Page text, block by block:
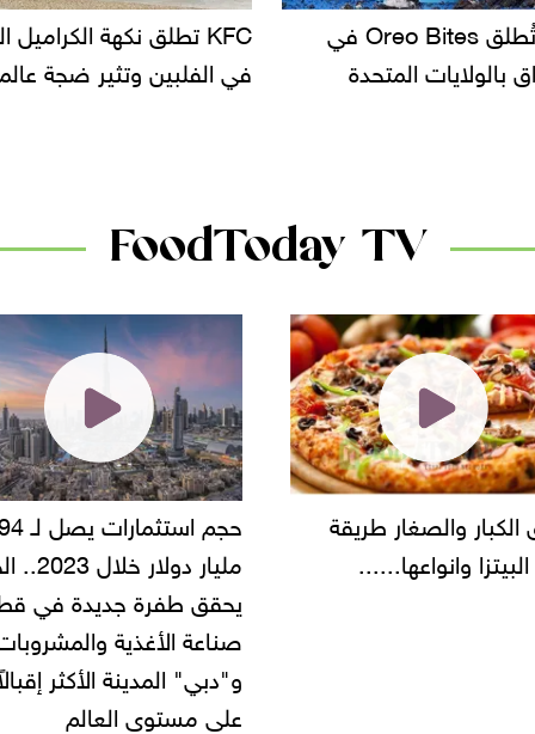
KFC تطلق نكهة الكراميل المملح
وتثير ضجة عالمية
دعوات للتحقيق في أسباب
سحب بعض ألبان الأطفال
FoodToday TV
حجم استثمارات يصل لـ 94
مليار دولار خلال 2023.. الخليج
"أمن القاهرة" يضبط
شركة مطاعم استولى على
أموال المواطنين بزعم